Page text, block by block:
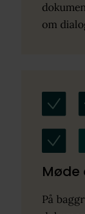
om
Møde
På